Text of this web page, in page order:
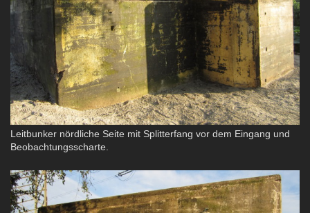
Leitbunker nördliche Seite mit Splitterfang vor dem Eingang und
Beobachtungsscharte.